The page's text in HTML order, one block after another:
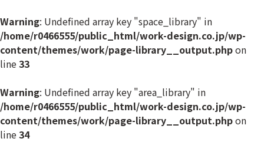
Warning: Undefined array key "space_library" in
/home/r0466555/public_html/work-design.co.jp/wp-
content/themes/work/page-library__output.phpon
line33
Warning: Undefined array key "area_library" in
/home/r0466555/public_html/work-design.co.jp/wp-
content/themes/work/page-library__output.phpon
line34